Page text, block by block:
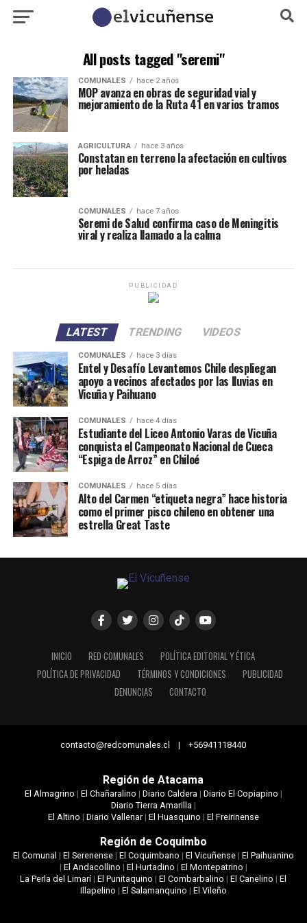
All posts tagged "seremi"
COMUNALES hace 2 años
MOP avanza en obras de seguridad vial y
mejoramiento de la Ruta 41 en varios tramos
AGRICULTURA hace 3 años
Constatan en terreno la afectación en cultivos
por heladas
COMUNALES hace 7 años
Seremi de Salud confirma caso de Meningitis
viral y realiza llamado a la calma
PUBLICIDAD
LATEST TRENDING VIDEOS
COMUNALES hace 3 días
Entel y Desafío Levantemos Chile despliegan
apoyo a vecinos afectados por las lluvias en
Vicuña y Paihuano
COMUNALES hace 4 días
Estudiante del Liceo Antonio Varas de Vicuña
conquista el Campeonato Nacional de Cueca
“Espiga de Arroz” en Chiloé
COMUNALES hace 5 días
Alto del Carmen “etiqueta negra” hace historia
como el primer pisco chileno en obtener una
estrella Great Taste
INICIO RED COMUNALES
POLÍTICA EDITORIAL Y ÉTICA
POLÍTICA DE PRIVACIDAD
TÉRMINOS Y CONDICIONES
PUBLICIDAD
DENUNCIAS
CONTACTO
contacto@redcomunales.cl | +56941118440
Región de Atacama
El Almagrino | El Chañaralino | Diario Caldera| Diario El Copiapino |
Diario Tierra Amarilla|
El Altino | Diario Vallenar| El Huasquino | El Freirinense
Región de Coquimbo
El Comunal | El Serenense| El Coquimbano | El Vicuñense| El Paihuanino
| El Andacollino | El Hurtadino | El Montepatrino |
La Perla del Limarí|El Punitaquino |El Combarbalino |El Canelino |El
Illapelino | El Salamanquino | El Vileño